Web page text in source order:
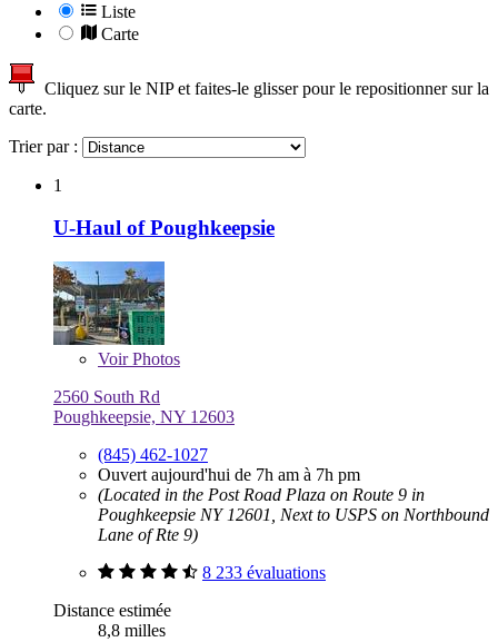
Liste
Carte
Cliquez sur le NIP et faites-le glisser pour le repositionner sur la
carte.
Trier par :
1
U-Haul of Poughkeepsie
VoirPhotos
2560 South Rd
Poughkeepsie, NY 12603
(845) 462-1027
Ouvert aujourd'hui de 7h am à 7h pm
(Located in the Post Road Plaza on Route 9 in
Poughkeepsie NY 12601, Next to USPS on Northbound
Lane of Rte 9)
8 233 évaluations
Distance estimée
8,8 milles